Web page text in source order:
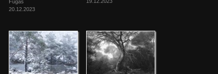
Fugas
20.12.2023